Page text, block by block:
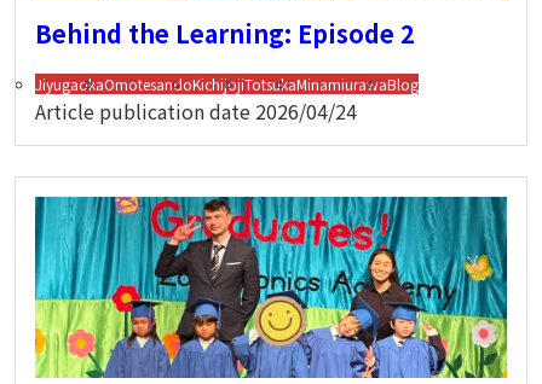
Behind the Learning: Episode 2
JiyugaokaOmotesandoKichijojiTotsukaMinamiurawaBlog
Article publication date 2026/04/24